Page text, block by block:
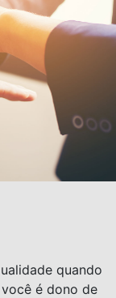
quando
você é dono de